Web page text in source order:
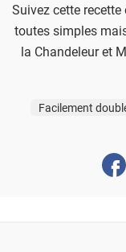
Suivez cette
toutes simples
la Chandeleur et
Facilement